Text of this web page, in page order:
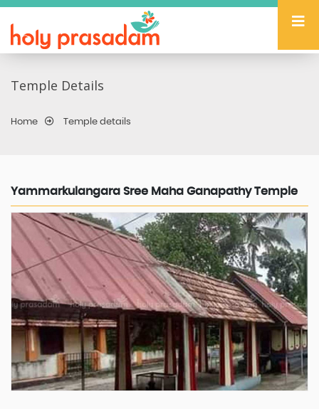
Temple Details
Home Temple details
Yammarkulangara Sree Maha Ganapathy Temple